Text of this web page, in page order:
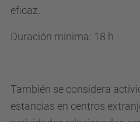
eficaz.
Duración mínima: 18 h
También se considera
estancias en centros